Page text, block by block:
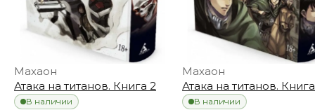
Махаон
Атака на титанов. Книга 2
В наличии
Махаон
Атака на титанов.
В наличии